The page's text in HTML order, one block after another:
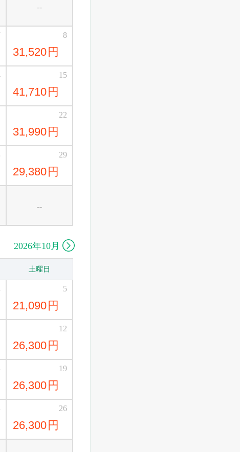
--
31,520 円
8
41,710 円
15
31,990 円
22
29,380 円
29
--
2026年10月 
土曜日
21,090 円
5
26,300 円
12
26,300 円
19
26,300 円
26